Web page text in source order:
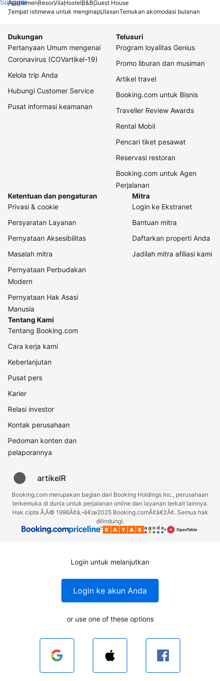
Sunggal
ApartemenResorVilaHostelB&BGuest House
Tempat istimewa untuk menginapUlasanTemukan akomodasi bulanan
Dukungan
Pertanyaan Umum mengenai
Coronavirus (COVartikel-19)
Kelola trip Anda
Hubungi Customer Service
Pusat informasi keamanan
Telusuri
Program loyalitas Genius
Promo liburan dan musiman
Artikel travel
Booking.com untuk Bisnis
Traveller Review Awards
Rental Mobil
Pencari tiket pesawat
Reservasi restoran
Booking.com untuk Agen
Perjalanan
Ketentuan dan pengaturan
Privasi & cookie
Persyaratan Layanan
Pernyataan Aksesibilitas
Masalah mitra
Pernyataan Perbudakan
Modern
Pernyataan Hak Asasi
Manusia
Mitra
Login ke Ekstranet
Bantuan mitra
Daftarkan properti Anda
Jadilah mitra afiliasi kami
Tentang Kami
Tentang Booking.com
Cara kerja kami
Keberlanjutan
Pusat pers
Karier
Relasi investor
Kontak perusahaan
Pedoman konten dan
pelaporannya
artikelR
Booking.com merupakan bagian dari Booking Holdings Inc., perusahaan
terkemuka di dunia untuk perjalanan online dan layanan terkait lainnya.
Hak cipta Ã‚Â© 1996Ã¢â‚¬â€œ2025 Booking.comÃ¢â€žÂ¢. Semua hak
dilindungi.
Login untuk melanjutkan
Login ke akun Anda
or use one of these options